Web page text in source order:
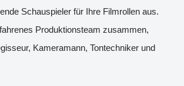
Schauspieler für Ihre Filmrollen aus.
Produktionsteam zusammen,
Kameramann, Tontechniker und